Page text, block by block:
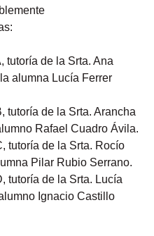
tutoría de la Srta. Ana
alumna Lucía Ferrer
tutoría de la Srta. Arancha
Rafael Cuadro Ávila.
tutoría de la Srta. Rocío
Pilar Rubio Serrano.
tutoría de la Srta. Lucía
Ignacio Castillo